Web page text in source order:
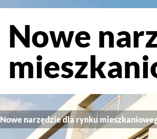
Nowe
Nowe narzędzie dla rynku